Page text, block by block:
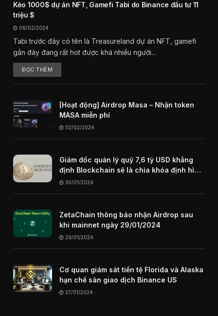
Kèo 1000$ dự án NFT, Gamefi Tabi do Binance đầu tư 11
triệu $
06/02/2024
Tabi trước đây có tên là Treasureland dự án NFT, gamefi
gần đây đang rất hot được khá nhiều người...
ĐỌC THÊM
[Hoạt động] Airdrop Masa – Nhận token
MASA miễn phí
02/02/2024
Giám đốc quản lý quỹ 7,6 tỷ USD khẳng
định Blockchain sẽ là chìa khóa định hình
internet trong tương lai
30/01/2024
ZetaChain thông báo nhận Airdrop sau
khi mainnet ngày 29/01/2024
29/01/2024
Cơ quan giám sát tiền tệ Florida và Alaska
hạn chế sàn giao dịch Binance US
27/01/2024